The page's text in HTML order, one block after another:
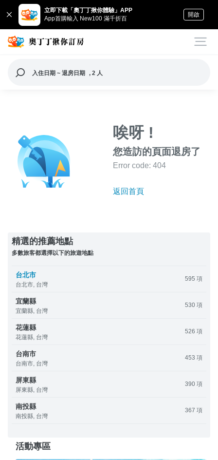
立即下載「奧丁丁揪你體驗」APP
App首購輸入 New100 滿千折百
開啟
入住日期 ~ 退房日期 , 2 人
唉呀 !
您造訪的頁面退房了
Error code: 404
返回首頁
精選的推薦地點
多數旅客都選擇以下的旅遊地點
台北市
台北市, 台灣
595 項
宜蘭縣
宜蘭縣, 台灣
530 項
花蓮縣
花蓮縣, 台灣
526 項
台南市
台南市, 台灣
453 項
屏東縣
屏東縣, 台灣
390 項
南投縣
南投縣, 台灣
367 項
活動專區